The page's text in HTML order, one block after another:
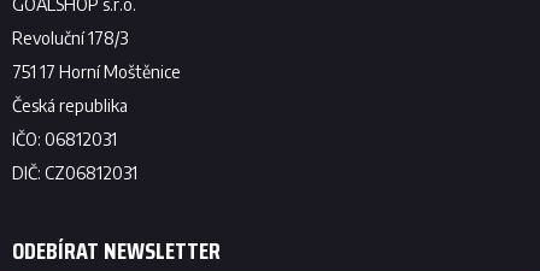
ODEBÍRAT NEWSLETTER